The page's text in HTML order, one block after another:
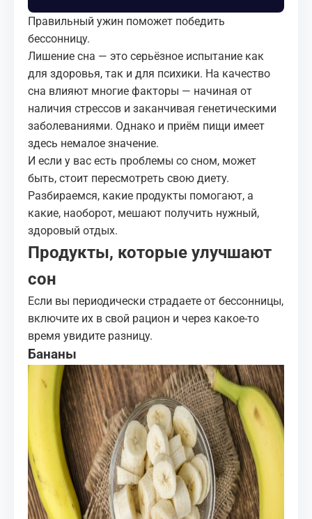
UZ-PIN
Правильный ужин поможет победить
бессонницу.
Лишение сна — это серьёзное испытание как
для здоровья, так и для психики. На качество
сна влияют многие факторы — начиная от
наличия стрессов и заканчивая генетическими
заболеваниями. Однако и приём пищи имеет
здесь немалое значение.
И если у вас есть проблемы со сном, может
быть, стоит пересмотреть свою диету.
Разбираемся, какие продукты помогают, а
какие, наоборот, мешают получить нужный,
здоровый отдых.
Продукты, которые улучшают
сон
Если вы периодически страдаете от бессонницы,
включите их в свой рацион и через какое‑то
время увидите разницу.
Бананы